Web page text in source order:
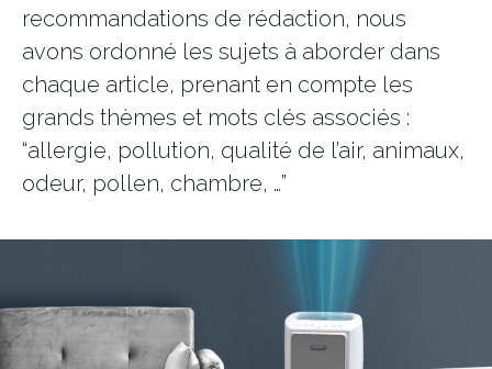
recommandations de rédaction, nous
avons ordonné les sujets à aborder dans
chaque article, prenant en compte les
grands thèmes et mots clés associés :
“allergie, pollution, qualité de l’air, animaux,
odeur, pollen, chambre, …”